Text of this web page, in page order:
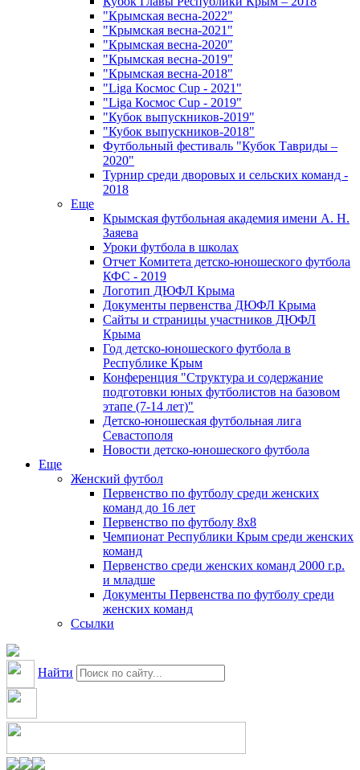
"Крымская весна-2022"
"Крымская весна-2021"
"Крымская весна-2020"
"Крымская весна-2019"
"Крымская весна-2018"
"Liga Космос Cup - 2021"
"Liga Космос Cup - 2019"
"Кубок выпускников-2019"
"Кубок выпускников-2018"
Футбольный фестиваль "Кубок Тавриды –
2020"
Турнир среди дворовых и сельских команд -
2018
Еще
Крымская футбольная академия имени А. Н.
Заяева
Уроки футбола в школах
Отчет Комитета детско-юношеского футбола
КФС - 2019
Логотип ДЮФЛ Крыма
Документы первенства ДЮФЛ Крыма
Сайты и страницы участников ДЮФЛ
Крыма
Год детско-юношеского футбола в
Республике Крым
Конференция "Структура и содержание
подготовки юных футболистов на базовом
этапе (7-14 лет)"
Детско-юношеская футбольная лига
Севастополя
Новости детско-юношеского футбола
Еще
Женский футбол
Первенство по футболу среди женских
команд до 16 лет
Первенство по футболу 8х8
Чемпионат Республики Крым среди женских
команд
Первенство среди женских команд 2000 г.р.
и младше
Документы Первенства по футболу среди
женских команд
Ссылки
Найти